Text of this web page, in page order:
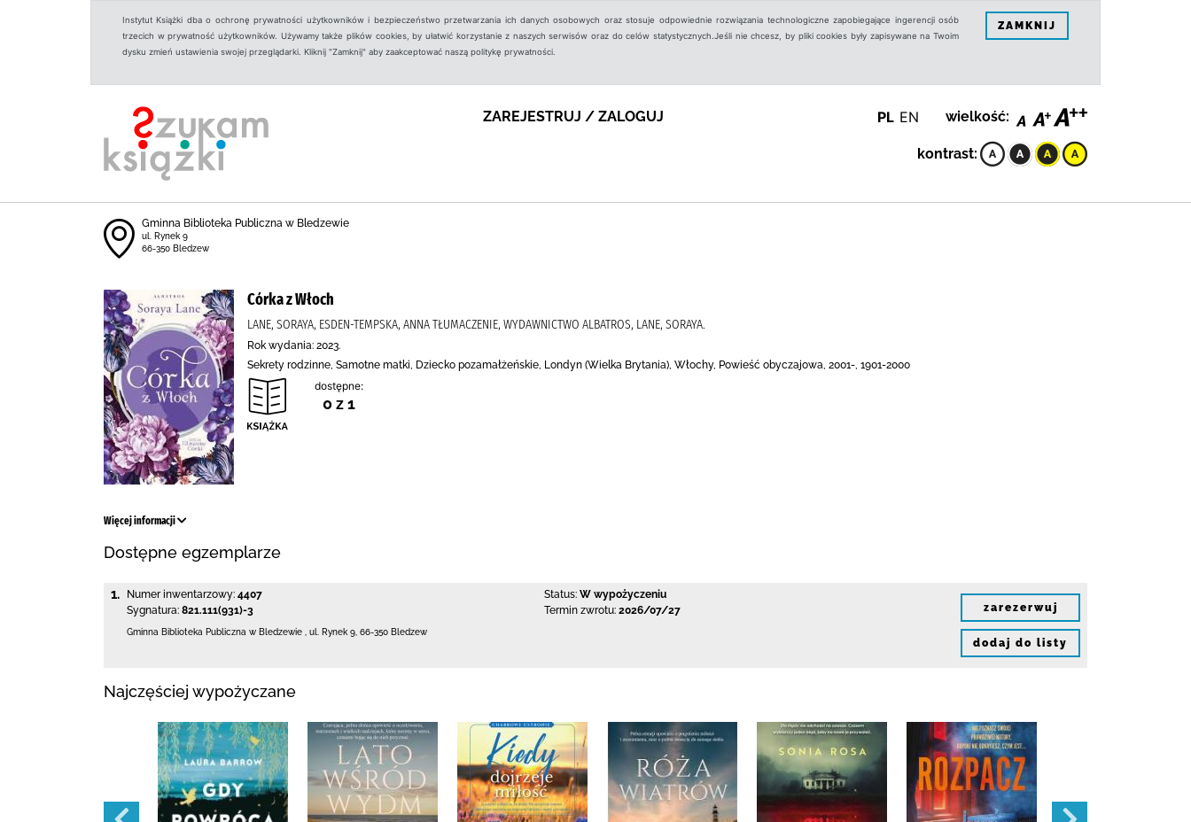
Instytut Książki dba o ochronę prywatności użytkowników i bezpieczeństwo przetwarzania ich danych osobowych oraz stosuje odpowiednie rozwiązania technologiczne zapobiegające ingerencji osób
trzecich w prywatność użytkowników. Używamy także plików cookies, by ułatwić korzystanie z naszych serwisów oraz do celów statystycznych.Jeśli nie chcesz, by pliki cookies były zapisywane na Twoim
dysku zmień ustawienia swojej przeglądarki. Kliknij "Zamknij" aby zaakceptować naszą politykę prywatności.
ZAMKNIJ
ZAREJESTRUJ / ZALOGUJ PL EN wielkość:
kontrast:
Gminna Biblioteka Publiczna w Bledzewie
ul. Rynek 9
66-350 Bledzew
Córka z Włoch
LANE, SORAYA, ESDEN-TEMPSKA, ANNA TŁUMACZENIE, WYDAWNICTWO ALBATROS, LANE, SORAYA.
Rok wydania: 2023.
Sekrety rodzinne, Samotne matki, Dziecko pozamałżeńskie, Londyn (Wielka Brytania), Włochy, Powieść obyczajowa, 2001-, 1901-2000
dostępne:
0 z 1
Więcej informacji
Dostępne egzemplarze
1. Numer inwentarzowy: 4407
Sygnatura: 821.111(931)-3
Status: W wypożyczeniu
Termin zwrotu: 2026/07/27
Gminna Biblioteka Publiczna w Bledzewie ul. Rynek 9 66-350 Bledzew
zarezerwuj
dodaj do listy
Najczęściej wypożyczane